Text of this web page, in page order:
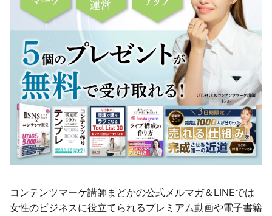
コンテンツマーケ講師まどかの公式メルマガ＆LINEでは
女性のビジネスに役立てられるプレミアム動画や電子書籍